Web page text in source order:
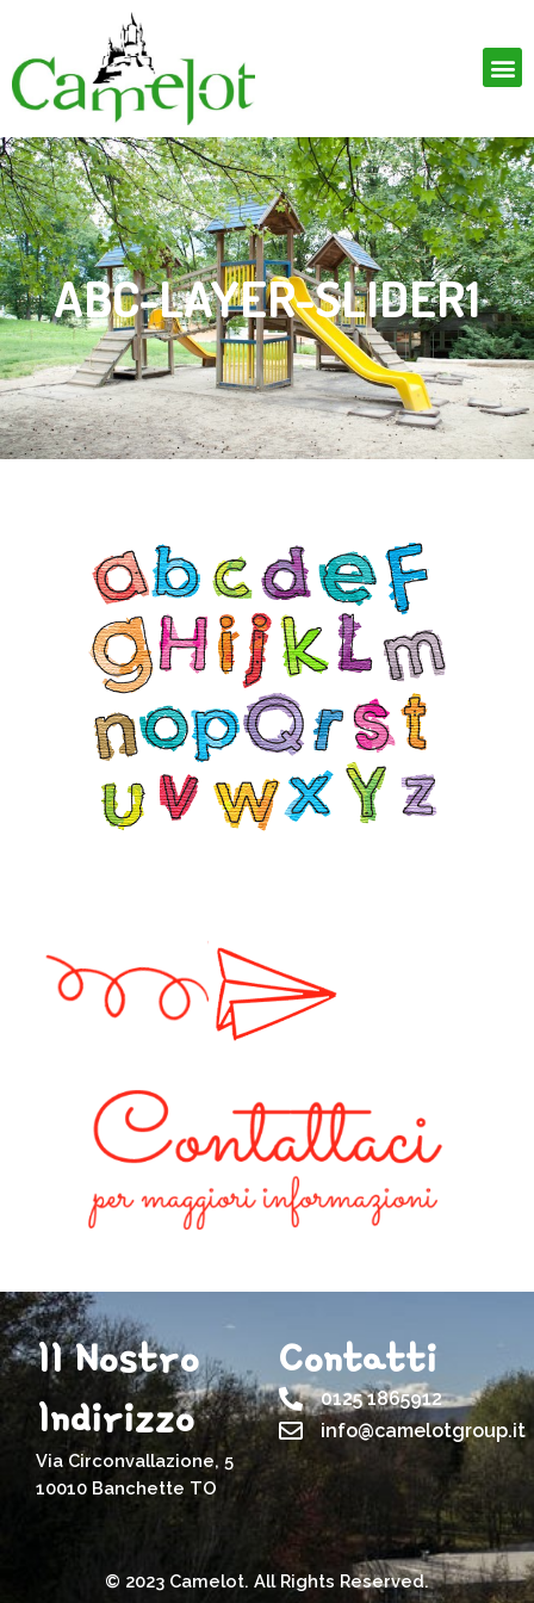
ABC-LAYER-SLIDER1
Il Nostro
Indirizzo
Via Circonvallazione, 5
10010 Banchette TO
Contatti
0125 1865912
info@camelotgroup.it
© 2023 Camelot. All Rights Reserved.